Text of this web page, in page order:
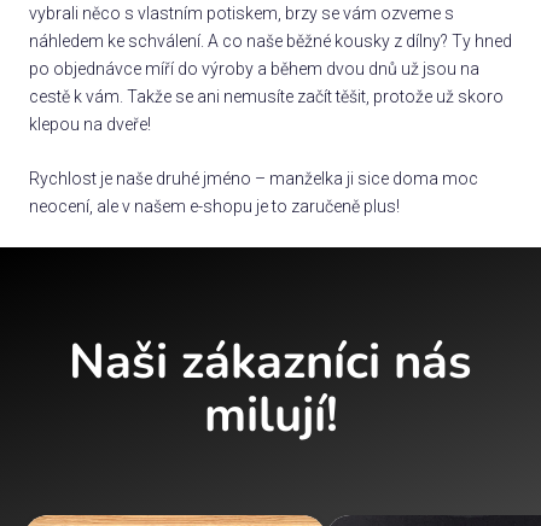
vybrali něco s vlastním potiskem, brzy se vám ozveme s
náhledem ke schválení. A co naše běžné kousky z dílny? Ty hned
po objednávce míří do výroby a během dvou dnů už jsou na
cestě k vám. Takže se ani nemusíte začít těšit, protože už skoro
klepou na dveře!
Rychlost je naše druhé jméno – manželka ji sice doma moc
neocení, ale v našem e-shopu je to zaručeně plus!
Naši zákazníci nás
milují!